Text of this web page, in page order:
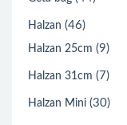
Halzan (46)
Halzan 25cm (9)
Halzan 31cm (7)
Halzan Mini (30)